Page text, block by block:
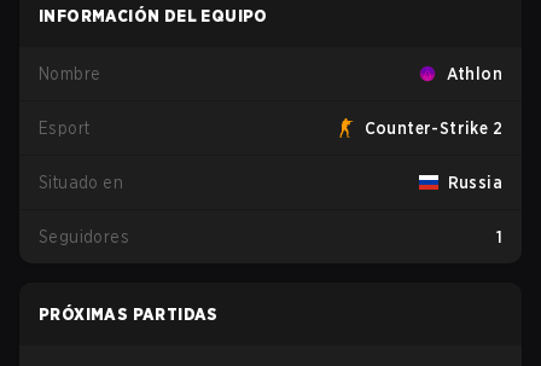
INFORMACIÓN DEL EQUIPO
Nombre Athlon
Esport Counter-Strike 2
Situado en Russia
Seguidores 1
PRÓXIMAS PARTIDAS